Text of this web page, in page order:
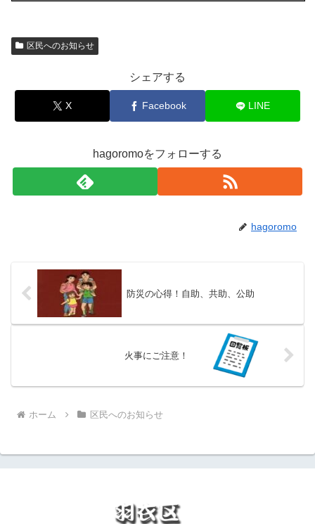
区民へのお知らせ
シェアする
X Facebook LINE
hagoromoをフォローする
hagoromo
防災の心得！自助、共助、公助
火事にご注意！
ホーム 区民へのお知らせ